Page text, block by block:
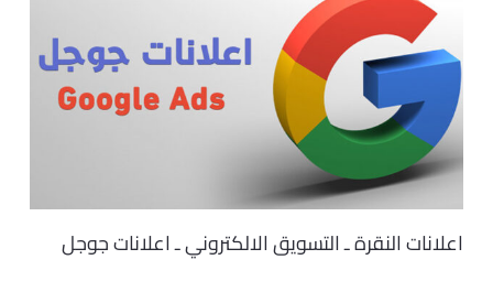
اعلانات النقرة ـ التسويق الالكتروني ـ اعلانات جوجل